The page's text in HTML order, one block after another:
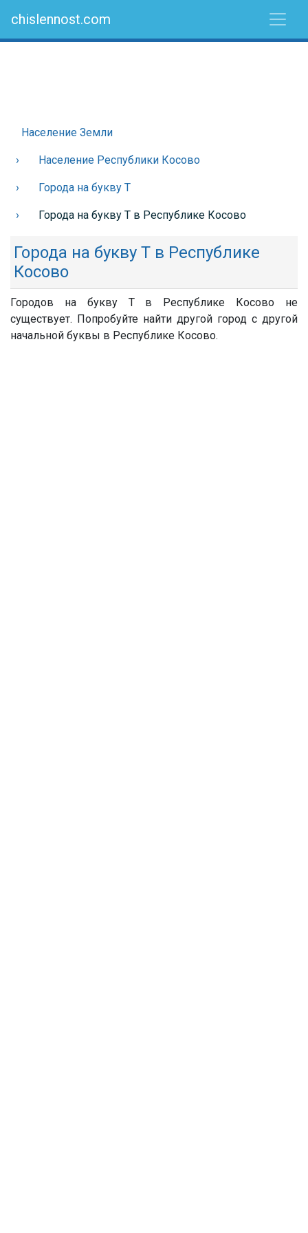
chislennost.com
Население Земли
Население Республики Косово
Города на букву Т
Города на букву Т в Республике Косово
Города на букву Т в Республике
Косово
Городов на букву Т в Республике Косово не
существует. Попробуйте найти другой город с другой
начальной буквы в Республике Косово.